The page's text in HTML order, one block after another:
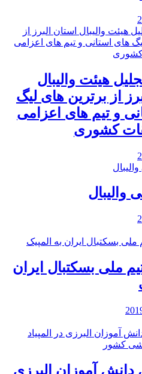
هیئت والیبال
از برترین های لیگ
و تیم های اعزامی
کشوری
والیبال
ملی بسکتبال ایران
آموزان البرزی